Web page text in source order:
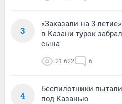
3
«Заказали на 3-
в Казани турок
сына
21 622 6
4
Беспилотники
под Казанью